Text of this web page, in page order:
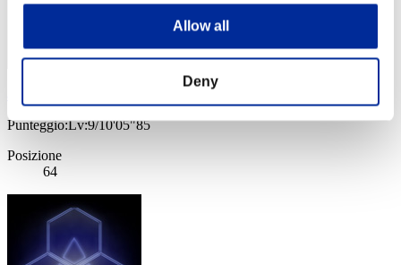
Allow all
Deny
Punteggio:Lv:9/10'05"85
Posizione
64